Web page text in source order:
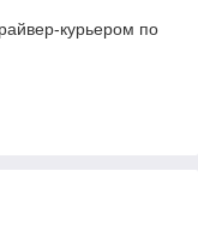
курьером по